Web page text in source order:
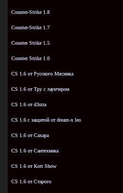
Counter-Strike 1.8
Counter-Strike 1.7
Counter Strike 1.5
Counter Strike 1.0
CS 1.6 от Русского Мясника
CS 1.6 от Tpy с лаунчером
CS 1.6 от d3stra
CS 1.6 с защитой от dream-x leo
CS 1.6 от Сахара
CS 1.6 от Сантехника
CS 1.6 от Kott Show
CS 1.6 от Старого